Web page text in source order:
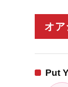
オア
Put